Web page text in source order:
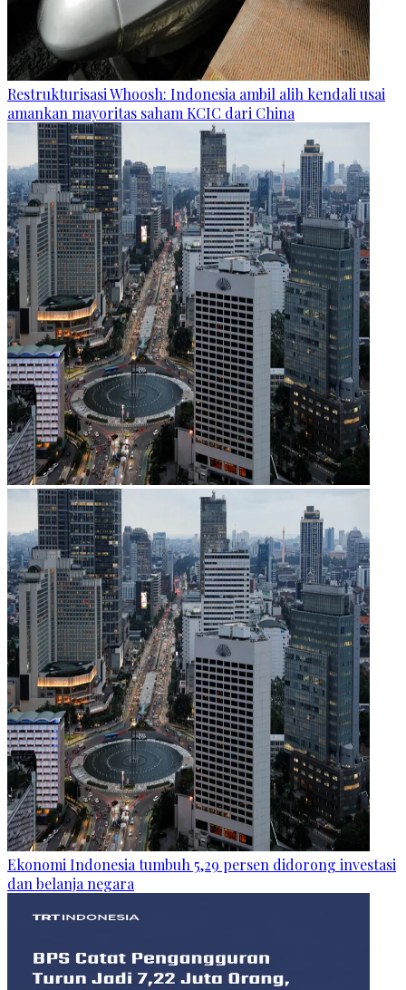
Restrukturisasi Whoosh: Indonesia ambil alih kendali usai
amankan mayoritas saham KCIC dari China
Ekonomi Indonesia tumbuh 5,29 persen didorong investasi
dan belanja negara